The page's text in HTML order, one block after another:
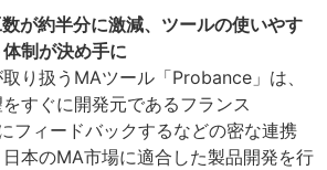
が約半分に激減、ツールの使いやす
制が決め手に
り扱うMAツール「Probance」は、
すぐに開発元であるフランス
フィードバックするなどの密な連携
本のMA市場に適合した製品開発を行